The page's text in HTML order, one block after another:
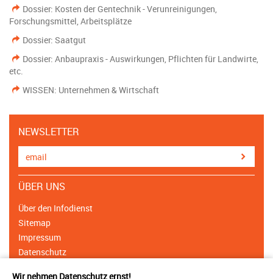
Wir nehmen Datenschutz ernst!
Dossier: Kosten der Gentechnik - Verunreinigungen,
Forschungsmittel, Arbeitsplätze
Dossier: Saatgut
Dossier: Anbaupraxis - Auswirkungen, Pflichten für Landwirte,
etc.
WISSEN: Unternehmen & Wirtschaft
NEWSLETTER
ÜBER UNS
Über den Infodienst
Sitemap
Impressum
Datenschutz